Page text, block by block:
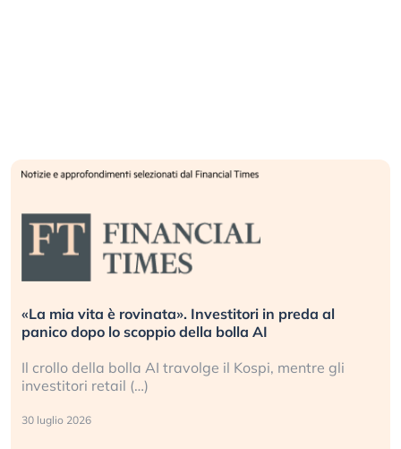
«La mia vita è rovinata». Investitori in preda al
panico dopo lo scoppio della bolla AI
Il crollo della bolla AI travolge il Kospi, mentre gli
investitori retail (…)
30 luglio 2026